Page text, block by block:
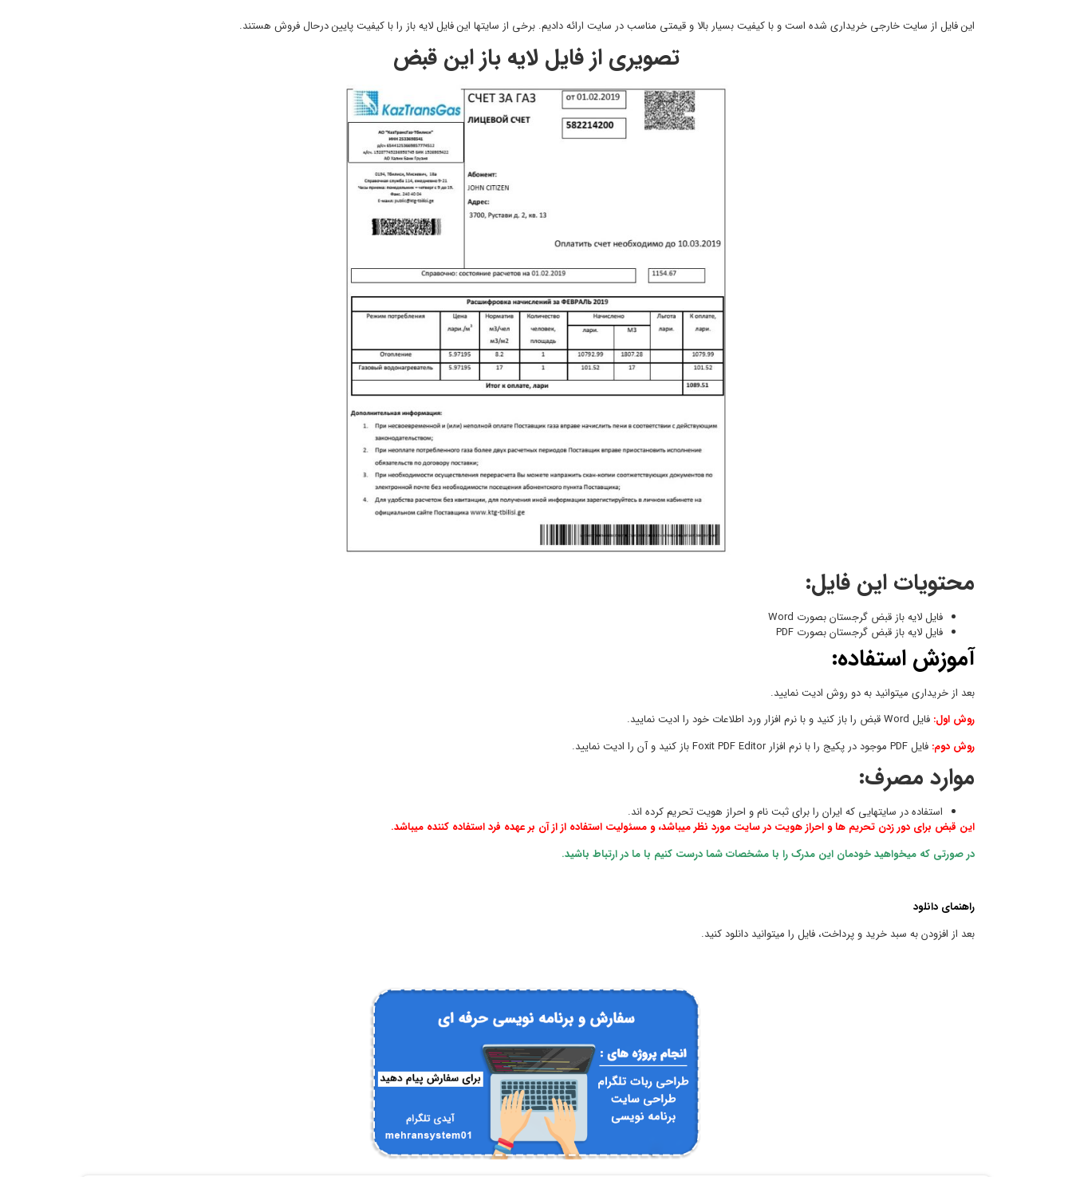
این فایل از سایت خارجی خریداری شده است و با کیفیت بسیار بالا و قیمتی مناسب در سایت ارائه دادیم. برخی از سایتها این فایل لایه باز را با کیفیت پایین درحال فروش هستند.
تصویری از فایل لایه باز این قبض
محتویات این فایل:
فایل لایه باز قبض گرجستان بصورت Word
فایل لایه باز قبض گرجستان بصورت PDF
آموزش استفاده:
بعد از خریداری میتوانید به دو روش ادیت نمایید.
روش اول: فایل Word قبض را باز کنید و با نرم افزار ورد اطلاعات خود را ادیت نمایید.
روش دوم: فایل PDF موجود در پکیج را با نرم افزار Foxit PDF Editor باز کنید و آن را ادیت نمایید.
موارد مصرف:
استفاده در سایتهایی که ایران را برای ثبت نام و احراز هویت تحریم کرده اند.
این قبض برای دور زدن تحریم ها و احراز هویت در سایت مورد نظر میباشد، و مسئولیت استفاده از از آن بر عهده فرد استفاده کننده میباشد.
در صورتی که میخواهید خودمان این مدرک را با مشخصات شما درست کنیم با ما در ارتباط باشید.
راهنمای دانلود
بعد از افزودن به سبد خرید و پرداخت، فایل را میتوانید دانلود کنید.